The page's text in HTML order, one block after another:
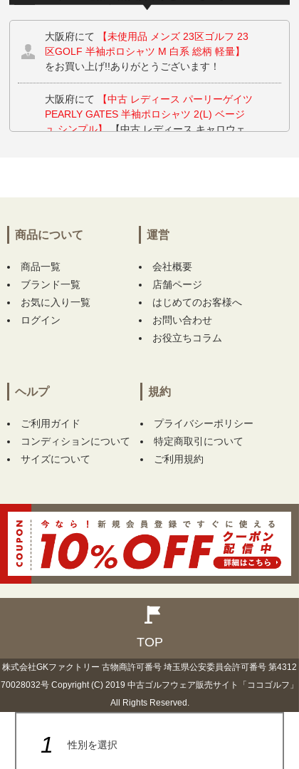
大阪府にて
【未使用品 メンズ 23区ゴルフ 23
区GOLF 半袖ポロシャツ M 白系 総柄 軽量】
をお買い上げ!!ありがとうございます！
大阪府にて
【中古 レディース パーリーゲイツ
PEARLY GATES 半袖ポロシャツ 2(L) ベージ
ュ シンプル】【中古 レディース キャロウェ
兵庫県にて
【未使用品 ニューバランスゴルフ
ト Fresh Foam X 2500 v5 BOA スパイクレス
[UG2500BA]】
をお買い上げ!!ありがとうござ
います！
archivio 半袖ポロシャツ 40(L) グリーン スタ
ONA キャップ ホワイト 白 訳あり シンプル】
をお買い上げ!!ありがとうございます！
東京都にて
【未使用品 メンズ ブリーフィング
BRIEFING ジョガーパンツ M ブルーグレー】
をお買い上げ!!ありがとうございます！
神奈川県にて【中古 レディース パーリーゲイ
ツ PEARLY GATES ワンピース 1(M) ピンク 半
をお買い上げ!!ありがとうございま
商品について
商品一覧
ブランド一覧
お気に入り一覧
ログイン
運営
会社概要
店舗ページ
はじめてのお客様へ
お問い合わせ
お役立ちコラム
ヘルプ
ご利用ガイド
コンディションについて
サイズについて
規約
プライバシーポリシー
特定商取引について
ご利用規約
TOP
株式会社GKファクトリー 古物商許可番号 埼玉県公安委員会許可番号 第4312
70028032号 Copyright (C) 2019 中古ゴルフウェア販売サイト「ココゴルフ」
All Rights Reserved.
1 性別を選択